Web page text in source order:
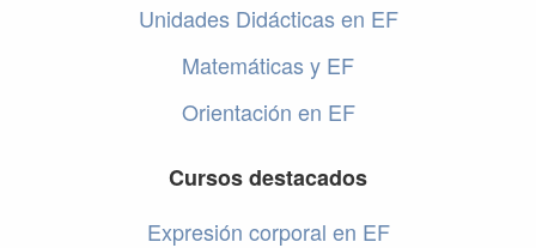
Unidades Didácticas en EF
Matemáticas y EF
Orientación en EF
Cursos destacados
Expresión corporal en EF